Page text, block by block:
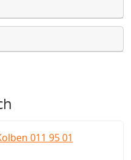
011 95 01